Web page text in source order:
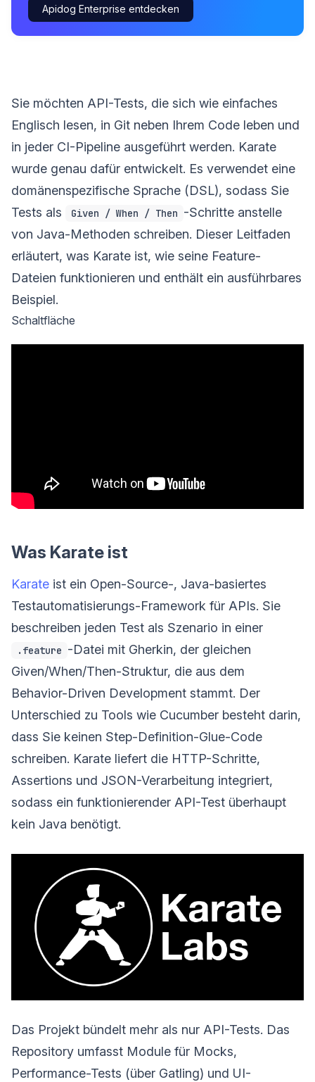
Apidog Enterprise entdecken
Sie möchten API-Tests, die sich wie einfaches
Englisch lesen, in Git neben Ihrem Code leben und
in jeder CI-Pipeline ausgeführt werden. Karate
wurde genau dafür entwickelt. Es verwendet eine
domänenspezifische Sprache (DSL), sodass Sie
Tests als
Given / When / Then -Schritte anstelle
von Java-Methoden schreiben. Dieser Leitfaden
erläutert, was Karate ist, wie seine Feature-
Dateien funktionieren und enthält ein ausführbares
Beispiel.
Schaltfläche
Was Karate ist
Karate ist ein Open-Source-, Java-basiertes
Testautomatisierungs-Framework für APIs. Sie
beschreiben jeden Test als Szenario in einer
.feature -Datei mit Gherkin, der gleichen
Given/When/Then-Struktur, die aus dem
Behavior-Driven Development stammt. Der
Unterschied zu Tools wie Cucumber besteht darin,
dass Sie keinen Step-Definition-Glue-Code
schreiben. Karate liefert die HTTP-Schritte,
Assertions und JSON-Verarbeitung integriert,
sodass ein funktionierender API-Test überhaupt
kein Java benötigt.
Das Projekt bündelt mehr als nur API-Tests. Das
Repository umfasst Module für Mocks,
Performance-Tests (über Gatling) und UI-